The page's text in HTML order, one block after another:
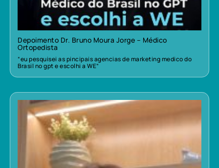
Depoimento Dr. Bruno Moura Jorge – Médico
Ortopedista
“eu pesquisei as pincipais agencias de marketing medico do
Brasil no gpt e escolhi a WE”